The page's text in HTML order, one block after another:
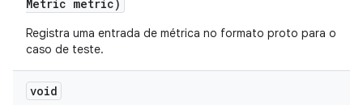
Metric metric)
Registra uma entrada de métrica no formato proto para o
caso de teste.
void